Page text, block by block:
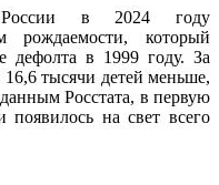
в 2024 году
рождаемости, который
дефолта в 1999 году. За
тысячи детей меньше,
Росстата, в первую
на свет всего